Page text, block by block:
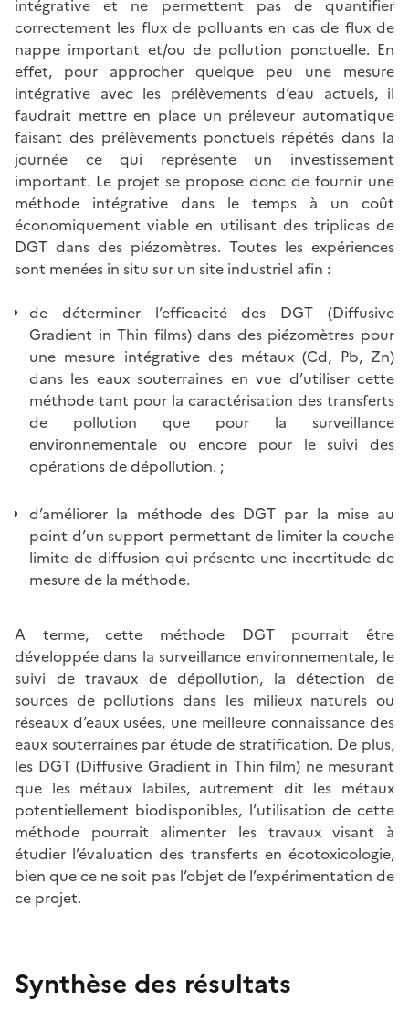
intégrative et ne permettent pas de quantifier
correctement les flux de polluants en cas de flux de
nappe important et/ou de pollution ponctuelle. En
effet, pour approcher quelque peu une mesure
intégrative avec les prélèvements d’eau actuels, il
faudrait mettre en place un préleveur automatique
faisant des prélèvements ponctuels répétés dans la
journée ce qui représente un investissement
important. Le projet se propose donc de fournir une
méthode intégrative dans le temps à un coût
économiquement viable en utilisant des triplicas de
DGT dans des piézomètres. Toutes les expériences
sont menées in situ sur un site industriel afin :
de déterminer l’efficacité des DGT (Diffusive
Gradient in Thin films) dans des piézomètres pour
une mesure intégrative des métaux (Cd, Pb, Zn)
dans les eaux souterraines en vue d’utiliser cette
méthode tant pour la caractérisation des transferts
de pollution que pour la surveillance
environnementale ou encore pour le suivi des
opérations de dépollution. ;
d’améliorer la méthode des DGT par la mise au
point d’un support permettant de limiter la couche
limite de diffusion qui présente une incertitude de
mesure de la méthode.
A terme, cette méthode DGT pourrait être
développée dans la surveillance environnementale, le
suivi de travaux de dépollution, la détection de
sources de pollutions dans les milieux naturels ou
réseaux d’eaux usées, une meilleure connaissance des
eaux souterraines par étude de stratification. De plus,
les DGT (Diffusive Gradient in Thin film) ne mesurant
que les métaux labiles, autrement dit les métaux
potentiellement biodisponibles, l’utilisation de cette
méthode pourrait alimenter les travaux visant à
étudier l’évaluation des transferts en écotoxicologie,
bien que ce ne soit pas l’objet de l’expérimentation de
ce projet.
Synthèse des résultats